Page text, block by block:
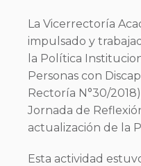
La Vicerrectoría
impulsado y
la Política
Personas con
Rectoría N°30/
Jornada de
actualización de la
Esta actividad